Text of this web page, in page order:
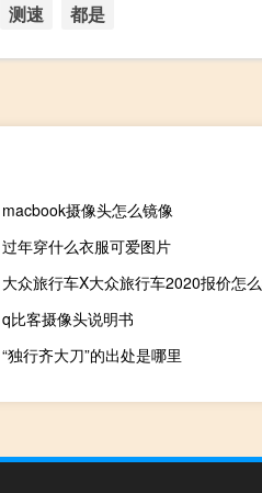
测速 都是
macbook摄像头怎么镜像
过年穿什么衣服可爱图片
大众旅行车X大众旅行车2020报价怎
q比客摄像头说明书
“独行齐大刀”的出处是哪里